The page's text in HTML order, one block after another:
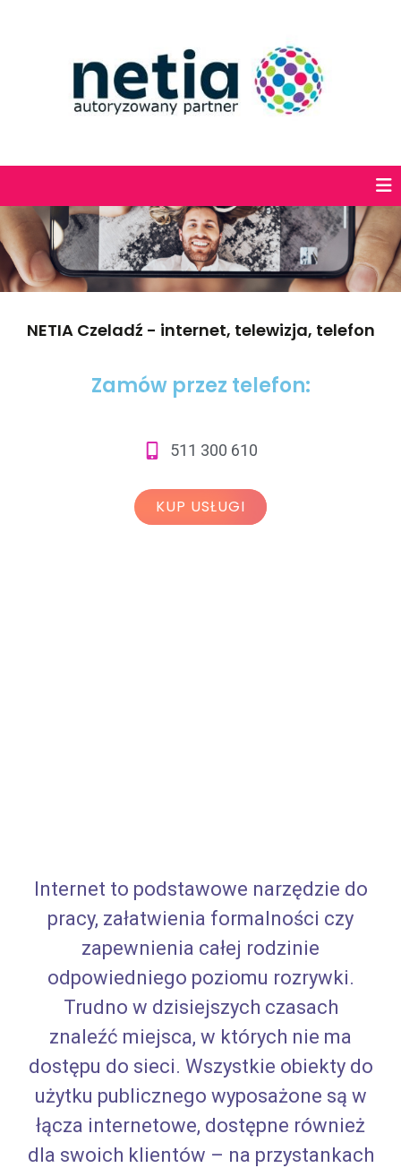
NETIA Czeladź - internet, telewizja, telefon
Zamów przez telefon:
511 300 610
KUP USŁUGI
Internet to podstawowe narzędzie do
pracy, załatwienia formalności czy
zapewnienia całej rodzinie
odpowiedniego poziomu rozrywki.
Trudno w dzisiejszych czasach
znaleźć miejsca, w których nie ma
dostępu do sieci. Wszystkie obiekty do
użytku publicznego wyposażone są w
łącza internetowe, dostępne również
dla swoich klientów – na przystankach